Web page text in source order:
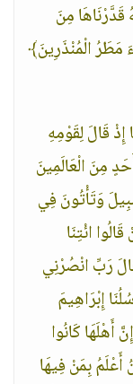
قَدَّرْنَاهَا مِنَ
مَطَرُ الْمُنْذَرِينَ﴾
قَالَ لِقَوْمِهِ
مِنَ الْعَالَمِينَ
وَتَأْتُونَ فِي
ائْتِنَا
رَبِّ انْصُرْنِي
إِبْرَاهِيمَ
أَهْلَهَا كَانُوا
أَعْلَمُ بِمَنْ فِيهَا